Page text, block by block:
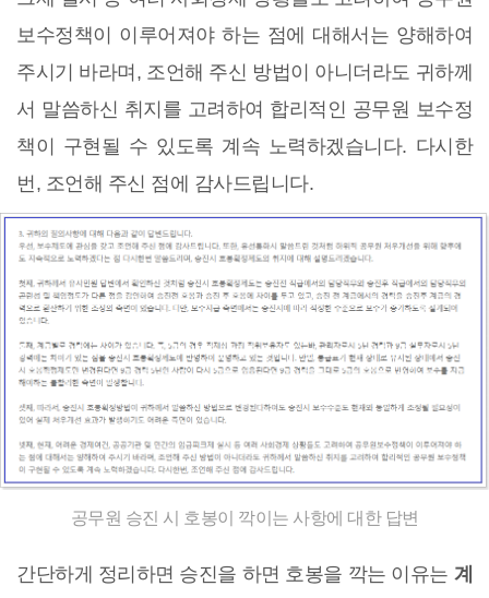
보수정책이 이루어져야 하는 점에 대해서는 양해하여
주시기 바라며, 조언해 주신 방법이 아니더라도 귀하께
서 말씀하신 취지를 고려하여 합리적인 공무원 보수정
책이 구현될 수 있도록 계속 노력하겠습니다. 다시한
번, 조언해 주신 점에 감사드립니다.
공무원 승진 시 호봉이 깍이는 사항에 대한 답변
간단하게 정리하면 승진을 하면 호봉을 깍는 이유는 계